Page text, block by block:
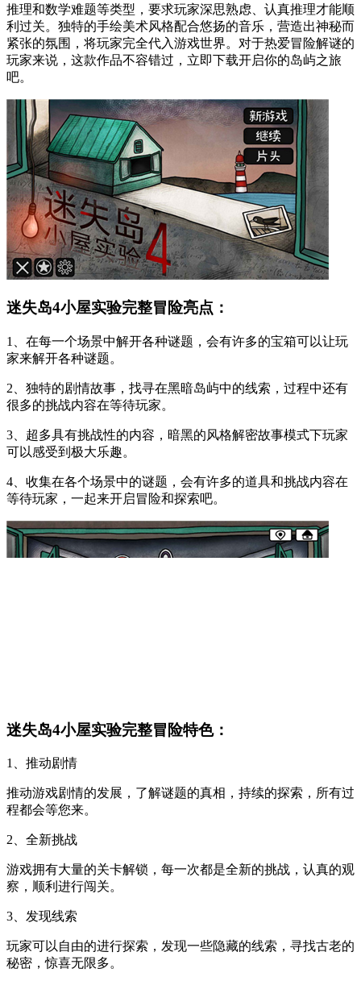
推理和数学难题等类型，要求玩家深思熟虑、认真推理才能顺
利过关。独特的手绘美术风格配合悠扬的音乐，营造出神秘而
紧张的氛围，将玩家完全代入游戏世界。对于热爱冒险解谜的
玩家来说，这款作品不容错过，立即下载开启你的岛屿之旅
吧。
迷失岛4小屋实验完整冒险亮点：
1、在每一个场景中解开各种谜题，会有许多的宝箱可以让玩
家来解开各种谜题。
2、独特的剧情故事，找寻在黑暗岛屿中的线索，过程中还有
很多的挑战内容在等待玩家。
3、超多具有挑战性的内容，暗黑的风格解密故事模式下玩家
可以感受到极大乐趣。
4、收集在各个场景中的谜题，会有许多的道具和挑战内容在
等待玩家，一起来开启冒险和探索吧。
迷失岛4小屋实验完整冒险特色：
1、推动剧情
推动游戏剧情的发展，了解谜题的真相，持续的探索，所有过
程都会等您来。
2、全新挑战
游戏拥有大量的关卡解锁，每一次都是全新的挑战，认真的观
察，顺利进行闯关。
3、发现线索
玩家可以自由的进行探索，发现一些隐藏的线索，寻找古老的
秘密，惊喜无限多。